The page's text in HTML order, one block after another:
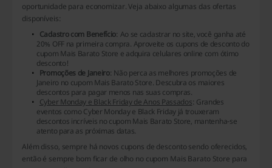
oportunidade para economizar. Veja abaixo algumas das ofertas
disponíveis:
Cadastro com Benefício: Ao se cadastrar no site, você ganha até
20% OFF na primeira compra. Aproveite os cupons de desconto do
cupom Mais Barato Store e adquira celulares online com ótimo
desconto!
Promoções de Janeiro: Não perca as melhores promoções de
Janeiro no cupom Mais Barato Store. Descubra os maiores
descontos para pagar menos nas suas compras.
Cyber Monday e Black Friday de Anos Passados: Grandes
eventos como Cyber Monday e Black Friday já trouxeram
descontos incríveis no cupom Mais Barato Store, mantenha-se
atento para as próximas datas.
Além disso, sempre há novos cupons de desconto sendo oferecidos,
então é sempre bom ficar de olho no cupom Mais Barato Store para